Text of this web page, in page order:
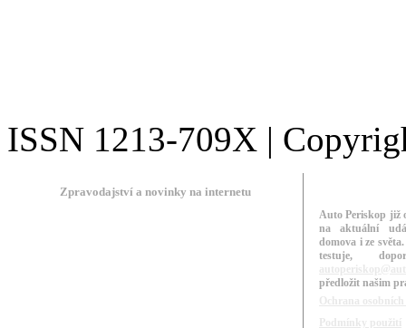
ISSN 1213-709X |
Zpravodajství a novinky na internetu
Auto Periskop již
na aktuální
domova i ze
testuje,
předložit našim